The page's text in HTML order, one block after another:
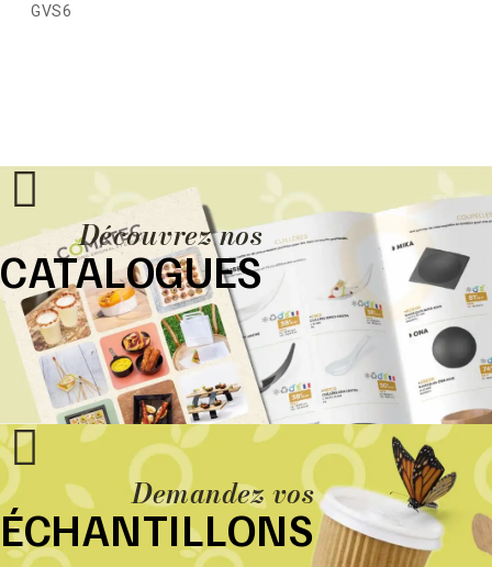
GVS6
Découvrez nos
CATALOGUES
Demandez vos
ÉCHANTILLONS